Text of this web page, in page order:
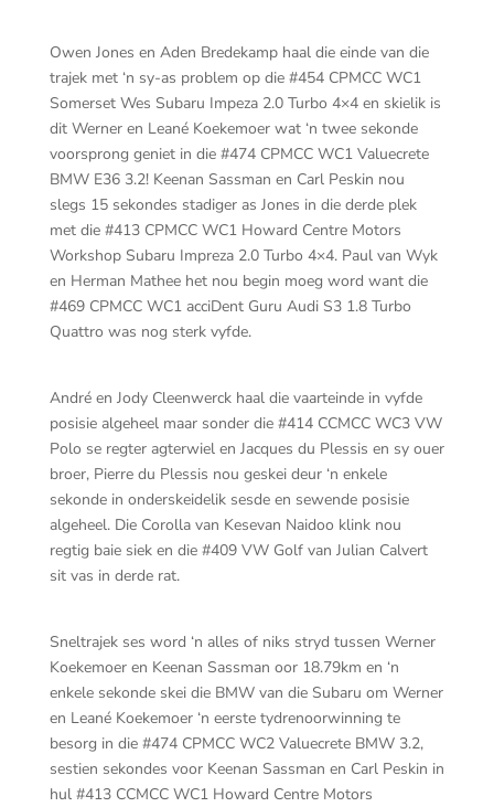
Owen Jones en Aden Bredekamp haal die einde van die
trajek met ‘n sy-as problem op die #454 CPMCC WC1
Somerset Wes Subaru Impeza 2.0 Turbo 4×4 en skielik is
dit Werner en Leané Koekemoer wat ‘n twee sekonde
voorsprong geniet in die #474 CPMCC WC1 Valuecrete
BMW E36 3.2! Keenan Sassman en Carl Peskin nou
slegs 15 sekondes stadiger as Jones in die derde plek
met die #413 CPMCC WC1 Howard Centre Motors
Workshop Subaru Impreza 2.0 Turbo 4×4. Paul van Wyk
en Herman Mathee het nou begin moeg word want die
#469 CPMCC WC1 acciDent Guru Audi S3 1.8 Turbo
Quattro was nog sterk vyfde.
André en Jody Cleenwerck haal die vaarteinde in vyfde
posisie algeheel maar sonder die #414 CCMCC WC3 VW
Polo se regter agterwiel en Jacques du Plessis en sy ouer
broer, Pierre du Plessis nou geskei deur ‘n enkele
sekonde in onderskeidelik sesde en sewende posisie
algeheel. Die Corolla van Kesevan Naidoo klink nou
regtig baie siek en die #409 VW Golf van Julian Calvert
sit vas in derde rat.
Sneltrajek ses word ‘n alles of niks stryd tussen Werner
Koekemoer en Keenan Sassman oor 18.79km en ‘n
enkele sekonde skei die BMW van die Subaru om Werner
en Leané Koekemoer ‘n eerste tydrenoorwinning te
besorg in die #474 CPMCC WC2 Valuecrete BMW 3.2,
sestien sekondes voor Keenan Sassman en Carl Peskin in
hul #413 CCMCC WC1 Howard Centre Motors